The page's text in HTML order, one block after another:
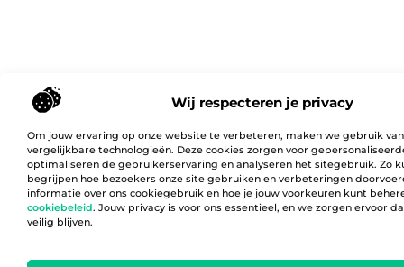
Wij respecteren je privacy
Om jouw ervaring op onze website te verbeteren, maken we gebruik
vergelijkbare technologieën. Deze cookies zorgen voor
optimaliseren de gebruikerservaring en analyseren het sitegebruik. Zo
begrijpen hoe bezoekers onze site gebruiken en verbeteringen
informatie over ons cookiegebruik en hoe je jouw voorkeuren kunt
cookiebeleid. Jouw privacy is voor ons essentieel, en we zorgen ervoor
veilig blijven.